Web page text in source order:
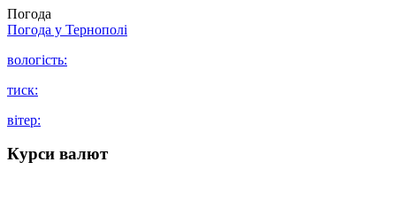
Погода
Погода у Тернополі
вологість:
тиск:
вітер:
Курси валют